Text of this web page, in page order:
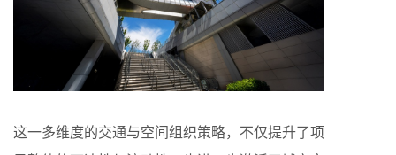
这一多维度的交通与空间组织策略，不仅提升了项